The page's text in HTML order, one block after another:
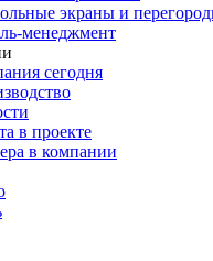
экраны и
менеджмент
сегодня
в проекте
в компании